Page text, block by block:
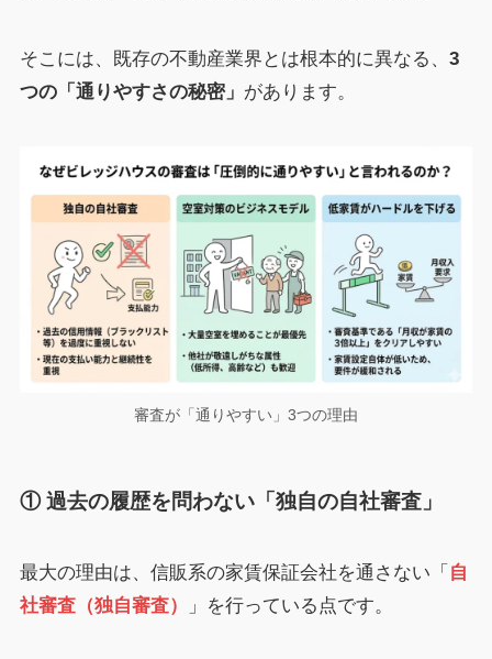
そこには、既存の不動産業界とは根本的に異なる、 3
つの「通りやすさの秘密」 があります。
審査が「通りやすい」3つの理由
① 過去の履歴を問わない「独自の自社審査」
最大の理由は、信販系の家賃保証会社を通さない「 自
社審査（独自審査）
」を行っている点です。